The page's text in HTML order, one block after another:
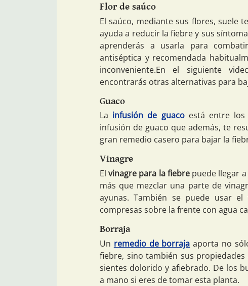
Flor de saúco
El saúco, mediante sus flores, suele
ayuda a reducir la fiebre y sus
aprenderás a usarla para
antiséptica y recomendada
inconveniente.En el siguiente
encontrarás otras alternativas para
Guaco
La infusión de guacoestá entre los
infusión de guaco que además, te
gran remedio casero para bajar la
Vinagre
Elvinagre para la fiebrepuede llegar
más que mezclar una parte de
ayunas. También se puede usar
compresas sobre la frente con agua
Borraja
Un remedio de borraja aporta no
fiebre, sino también sus
sientes dolorido y afiebrado. De los
a mano si eres de tomar esta planta.